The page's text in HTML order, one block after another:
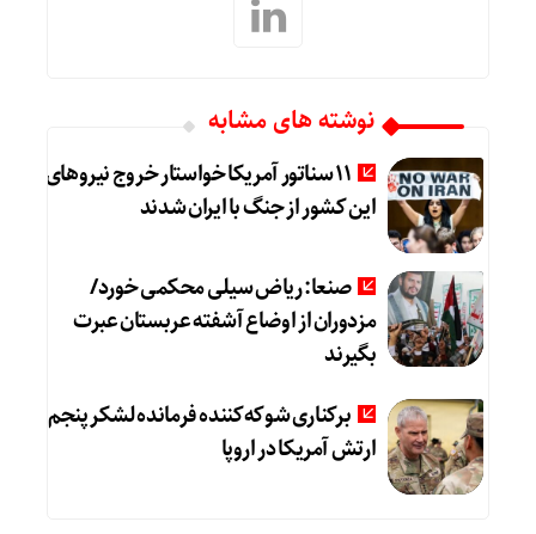
نوشته های مشابه
11 سناتور آمریکا خواستار خروج نیروهای
این کشور از جنگ با ایران شدند
صنعا: ریاض سیلی محکمی خورد/
مزدوران از اوضاع آشفته عربستان عبرت
بگیرند
برکناری شوکه‌کننده فرمانده لشکر پنجم
ارتش آمریکا در اروپا